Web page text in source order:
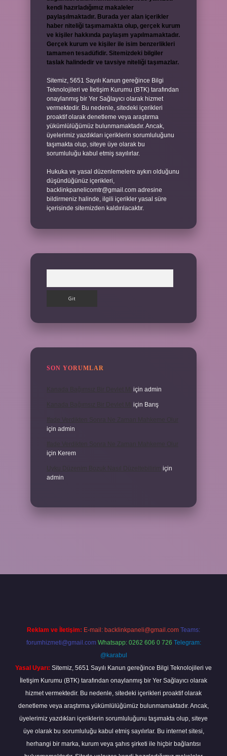
kendi hazırladığımız makaleler
paylaşılmaktadır. Burada yer alan içerikler
haber niteliği taşımamakta olup, gerçek kurum
ve kişiler hakkında paylaşım yapılmamaktadır.
Gerçek kurum ve kişiler ile isim benzerlikleri
tamamen tesadüfidir. Sitemizdeki bilgiler
taslak halindedir ve tavsiye niteliği taşımazlar.
Sitemiz, 5651 Sayılı Kanun gereğince Bilgi
Teknolojileri ve İletişim Kurumu (BTK) tarafından
onaylanmış bir Yer Sağlayıcı olarak hizmet
vermektedir. Bu nedenle, sitedeki içerikleri
proaktif olarak denetleme veya araştırma
yükümlülüğümüz bulunmamaktadır. Ancak,
üyelerimiz yazdıkları içeriklerin sorumluluğunu
taşımakta olup, siteye üye olarak bu
sorumluluğu kabul etmiş sayılırlar.
Hukuka ve yasal düzenlemelere aykırı olduğunu
düşündüğünüz içerikleri,
backlinkpanelicomtr@gmail.com adresine
bildirmeniz halinde, ilgili içerikler yasal süre
içerisinde sitemizden kaldırılacaktır.
SON YORUMLAR
için admin
için Barış
için admin
için Kerem
için
admin
Reklam ve İletişim: E-mail: backlinkpaneli@gmail.com Teams:
forumhizmeti@gmail.com Whatsapp: 0262 606 0 726 Telegram:
@karabul
Yasal Uyarı: Sitemiz, 5651 Sayılı Kanun gereğince Bilgi Teknolojileri ve
İletişim Kurumu (BTK) tarafından onaylanmış bir Yer Sağlayıcı olarak
hizmet vermektedir. Bu nedenle, sitedeki içerikleri proaktif olarak
denetleme veya araştırma yükümlülüğümüz bulunmamaktadır. Ancak,
üyelerimiz yazdıkları içeriklerin sorumluluğunu taşımakta olup, siteye
üye olarak bu sorumluluğu kabul etmiş sayılırlar. Bu internet sitesi,
herhangi bir marka, kurum veya şahıs şirketi ile hiçbir bağlantısı